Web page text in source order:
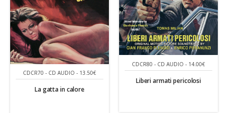
CDCR70 - CD AUDIO - 13.50€
La gatta in calore
CDCR80 - CD AUDIO - 14.00€
Liberi armati pericolosi